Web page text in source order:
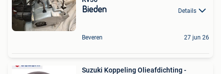
Bieden Details
Beveren 27 jun 26
Suzuki Koppeling Olieafdichting -